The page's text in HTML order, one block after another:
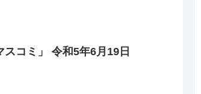
コミ」 令和5年6月19日